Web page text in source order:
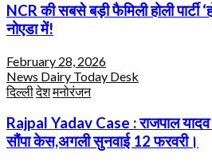
NCR की सबसे बड़ी फैमिली होली पार्टी
नोएडा में!
February 28, 2026
News Dairy Today Desk
दिल्लीदेशमनोरंजन
Rajpal Yadav Case : राजपाल यादव
सौंपा केस,अगली सुनवाई 12 फरवरी।